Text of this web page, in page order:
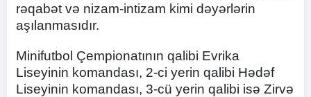
rəqabət və nizam-intizam kimi dəyərlərin
aşılanmasıdır.
Minifutbol Çempionatının qalibi Evrika
Liseyinin komandası, 2-ci yerin qalibi Hədəf
Liseyinin komandası, 3-cü yerin qalibi isə Zirvə